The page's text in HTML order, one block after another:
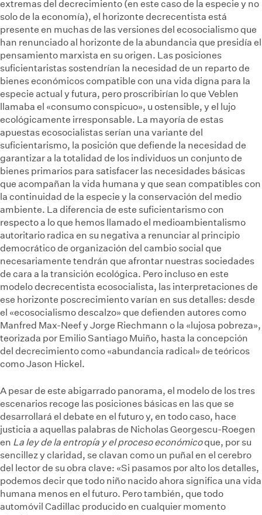
extremas del decrecimiento (en este caso de la especie y no
solo de la economía), el horizonte decrecentista está
presente en muchas de las versiones del ecosocialismo que
han renunciado al horizonte de la abundancia que presidía el
pensamiento marxista en su origen. Las posiciones
suficientaristas sostendrían la necesidad de un reparto de
bienes económicos compatible con una vida digna para la
especie actual y futura, pero proscribirían lo que Veblen
llamaba el «consumo conspicuo», u ostensible, y el lujo
ecológicamente irresponsable. La mayoría de estas
apuestas ecosocialistas serían una variante del
suficientarismo, la posición que defiende la necesidad de
garantizar a la totalidad de los individuos un conjunto de
bienes primarios para satisfacer las necesidades básicas
que acompañan la vida humana y que sean compatibles con
la continuidad de la especie y la conservación del medio
ambiente. La diferencia de este suficientarismo con
respecto a lo que hemos llamado el medioambientalismo
autoritario radica en su negativa a renunciar al principio
democrático de organización del cambio social que
necesariamente tendrán que afrontar nuestras sociedades
de cara a la transición ecológica. Pero incluso en este
modelo decrecentista ecosocialista, las interpretaciones de
ese horizonte poscrecimiento varían en sus detalles: desde
el «ecosocialismo descalzo» que defienden autores como
Manfred Max-Neef y Jorge Riechmann o la «lujosa pobreza»,
teorizada por Emilio Santiago Muiño, hasta la concepción
del decrecimiento como «abundancia radical» de teóricos
como Jason Hickel.
A pesar de este abigarrado panorama, el modelo de los tres
escenarios recoge las posiciones básicas en las que se
desarrollará el debate en el futuro y, en todo caso, hace
justicia a aquellas palabras de Nicholas Georgescu-Roegen
en La ley de la entropía y el proceso económicoque, por su
sencillez y claridad, se clavan como un puñal en el cerebro
del lector de su obra clave: «Si pasamos por alto los detalles,
podemos decir que todo niño nacido ahora significa una vida
humana menos en el futuro. Pero también, que todo
automóvil Cadillac producido en cualquier momento